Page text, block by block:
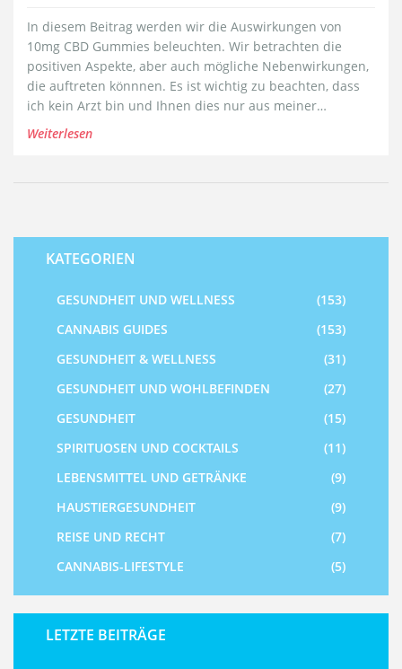
In diesem Beitrag werden wir die Auswirkungen von
10mg CBD Gummies beleuchten. Wir betrachten die
positiven Aspekte, aber auch mögliche Nebenwirkungen,
die auftreten könnnen. Es ist wichtig zu beachten, dass
ich kein Arzt bin und Ihnen dies nur aus meiner
persönlichen Erfahrung beschreibe. In jedem Fall rate ich
Weiterlesen
KATEGORIEN
GESUNDHEIT UND WELLNESS
(153)
CANNABIS GUIDES
(153)
GESUNDHEIT & WELLNESS
(31)
GESUNDHEIT UND WOHLBEFINDEN
(27)
GESUNDHEIT
(15)
SPIRITUOSEN UND COCKTAILS
(11)
LEBENSMITTEL UND GETRÄNKE
(9)
HAUSTIERGESUNDHEIT
(9)
REISE UND RECHT
(7)
CANNABIS-LIFESTYLE
(5)
LETZTE BEITRÄGE